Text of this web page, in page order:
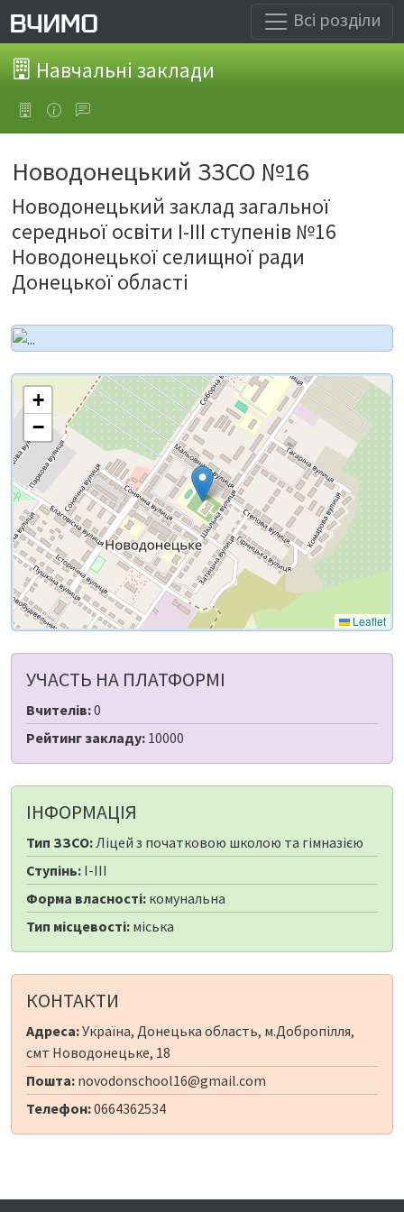
Всі розділи
Навчальні заклади
Новодонецький ЗЗСО №16
Новодонецький заклад загальної
середньої освіти І-ІІІ ступенів №16
Новодонецької селищної ради
Донецької області
+
−
Leaflet
УЧАСТЬ НА ПЛАТФОРМІ
Вчителів:0
Рейтинг закладу: 10000
ІНФОРМАЦІЯ
Тип ЗЗСО:Ліцей з початковою школою та гімназією
Ступінь: I-III
Форма власності: комунальна
Тип місцевості: міська
КОНТАКТИ
Адреса:Україна, Донецька область, м.Добропілля,
смт Новодонецьке, 18
Пошта: novodonschool16@gmail.com
Телефон:0664362534